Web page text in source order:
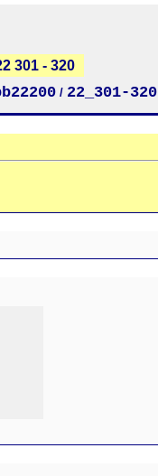
301 - 320
/ 22_301-320